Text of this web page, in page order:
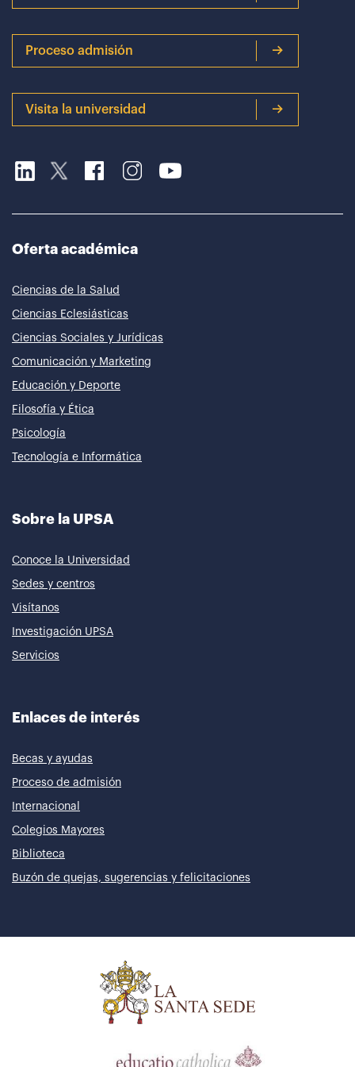
Proceso admisión
Visita la universidad
Oferta académica
Ciencias de la Salud
Ciencias Eclesiásticas
Ciencias Sociales y Jurídicas
Comunicación y Marketing
Educación y Deporte
Filosofía y Ética
Psicología
Tecnología e Informática
Sobre la UPSA
Conoce la Universidad
Sedes y centros
Visítanos
Investigación UPSA
Servicios
Enlaces de interés
Becas y ayudas
Proceso de admisión
Internacional
Colegios Mayores
Biblioteca
Buzón de quejas, sugerencias y felicitaciones